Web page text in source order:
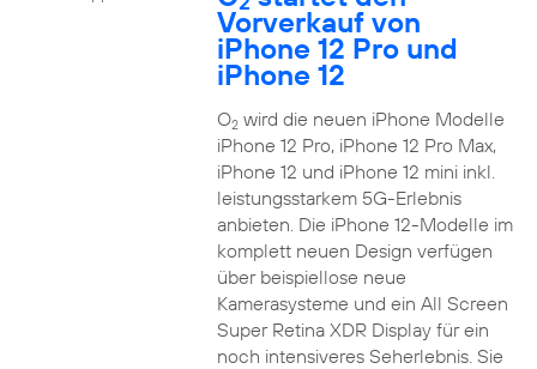
Vorverkauf von
iPhone 12 Pro und
iPhone 12
O2wird die neuen iPhone Modelle
iPhone 12 Pro, iPhone 12 Pro Max,
iPhone 12 und iPhone 12 mini inkl.
leistungsstarkem 5G-Erlebnis
anbieten. Die iPhone 12-Modelle im
komplett neuen Design verfügen
über beispiellose neue
Kamerasysteme und ein All Screen
Super Retina XDR Display für ein
noch intensiveres Seherlebnis. Sie